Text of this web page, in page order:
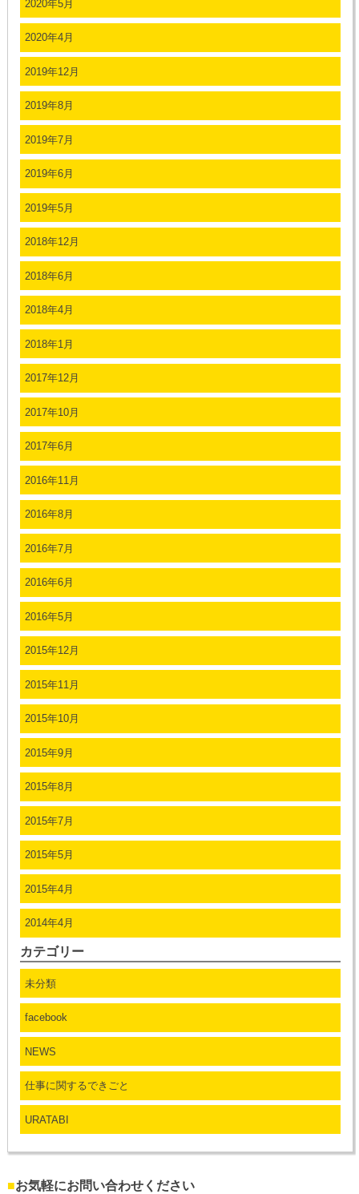
2020年5月
2020年4月
2019年12月
2019年8月
2019年7月
2019年6月
2019年5月
2018年12月
2018年6月
2018年4月
2018年1月
2017年12月
2017年10月
2017年6月
2016年11月
2016年8月
2016年7月
2016年6月
2016年5月
2015年12月
2015年11月
2015年10月
2015年9月
2015年8月
2015年7月
2015年5月
2015年4月
2014年4月
カテゴリー
未分類
facebook
NEWS
仕事に関するできごと
URATABI
■お気軽にお問い合わせください